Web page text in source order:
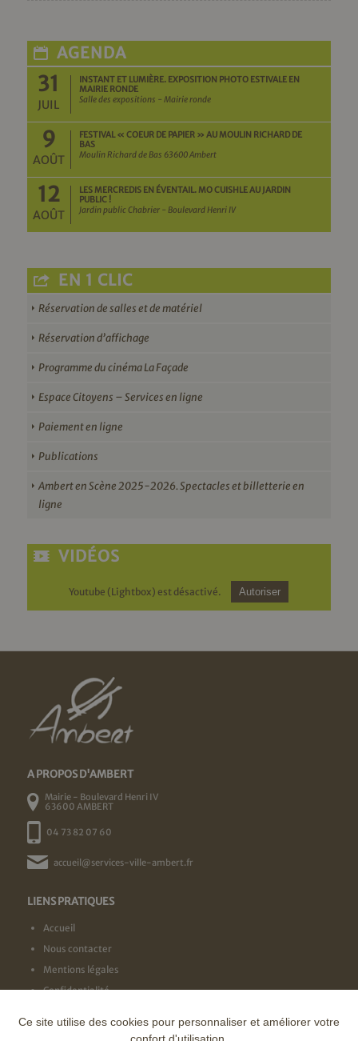
AGENDA
31
JUIL
INSTANT ET LUMIÈRE. EXPOSITION PHOTO ESTIVALE EN
MAIRIE RONDE
Salle des expositions - Mairie ronde
9
AOÛT
FESTIVAL « COEUR DE PAPIER » AU MOULIN RICHARD DE
BAS
Moulin Richard de Bas 63600 Ambert
12
AOÛT
LES MERCREDIS EN ÉVENTAIL. MO CUISHLE AU JARDIN
PUBLIC !
Jardin public Chabrier - Boulevard Henri IV
EN 1 CLIC
Réservation de salles et de matériel
Réservation d’affichage
Programme du cinéma La Façade
Espace Citoyens – Services en ligne
Paiement en ligne
Publications
Ambert en Scène 2025-2026. Spectacles et billetterie en
ligne
VIDÉOS
Youtube (Lightbox) est désactivé. Autoriser
A PROPOS D'AMBERT
Mairie - Boulevard Henri IV
63600 AMBERT
04 73 82 07 60
accueil@services-ville-ambert.fr
LIENS PRATIQUES
Accueil
Nous contacter
Mentions légales
Confidentialité
NOS LABELS
Ce site utilise des cookies pour personnaliser et améliorer votre